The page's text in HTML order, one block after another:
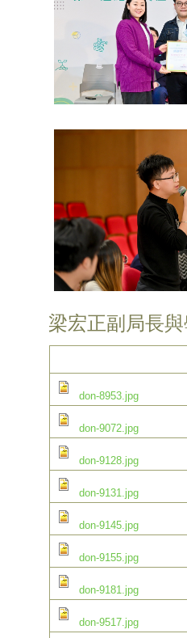
梁宏正副局長
don-8953.jpg
don-9072.jpg
don-9128.jpg
don-9131.jpg
don-9145.jpg
don-9155.jpg
don-9181.jpg
don-9517.jpg